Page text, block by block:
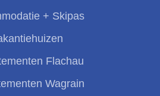
+ Skipas
Flachau
Wagrain